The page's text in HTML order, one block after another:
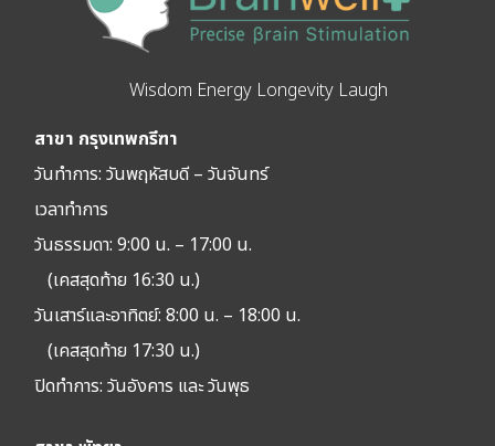
Wisdom Energy Longevity Laugh
สาขา กรุงเทพกรีฑา
วันทำการ: วันพฤหัสบดี – วันจันทร์
เวลาทำการ
วันธรรมดา: 9:00 น. – 17:00 น.
(เคสสุดท้าย 16:30 น.)
วันเสาร์และอาทิตย์: 8:00 น. – 18:00 น.
(เคสสุดท้าย 17:30 น.)
ปิดทำการ:วันอังคาร และ วันพุธ